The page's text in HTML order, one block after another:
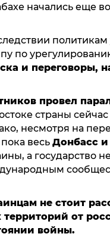
начались еще
по
и переговоры,
провел
страны
несмотря на
весь Донбасс
а государство
не стоит
территорий от
войны.